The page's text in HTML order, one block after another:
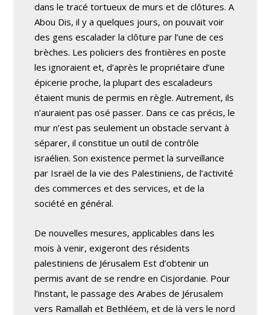
dans le tracé tortueux de murs et de clôtures. A
Abou Dis, il y a quelques jours, on pouvait voir
des gens escalader la clôture par l’une de ces
brèches. Les policiers des frontières en poste
les ignoraient et, d’après le propriétaire d’une
épicerie proche, la plupart des escaladeurs
étaient munis de permis en règle. Autrement, ils
n’auraient pas osé passer. Dans ce cas précis, le
mur n’est pas seulement un obstacle servant à
séparer, il constitue un outil de contrôle
israélien. Son existence permet la surveillance
par Israël de la vie des Palestiniens, de l’activité
des commerces et des services, et de la
société en général.
De nouvelles mesures, applicables dans les
mois à venir, exigeront des résidents
palestiniens de Jérusalem Est d’obtenir un
permis avant de se rendre en Cisjordanie. Pour
l’instant, le passage des Arabes de Jérusalem
vers Ramallah et Bethléem, et de là vers le nord